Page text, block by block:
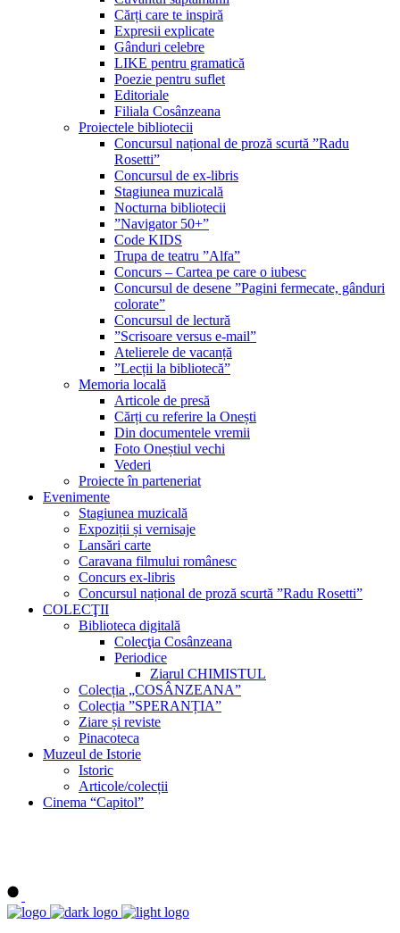
Cărți care te inspiră
Expresii explicate
Gânduri celebre
LIKE pentru gramatică
Poezie pentru suflet
Editoriale
Filiala Cosânzeana
Proiectele bibliotecii
Concursul național de proză scurtă ”Radu
Rosetti”
Concursul de ex-libris
Stagiunea muzicală
Nocturna bibliotecii
”Navigator 50+”
Code KIDS
Trupa de teatru ”Alfa”
Concurs – Cartea pe care o iubesc
Concursul de desene ”Pagini fermecate, gânduri
colorate”
Concursul de lectură
”Scrisoare versus e-mail”
Atelierele de vacanță
”Lecții la bibliotecă”
Memoria locală
Articole de presă
Cărți cu referire la Onești
Din documentele vremii
Foto Oneștiul vechi
Vederi
Proiecte în parteneriat
Evenimente
Stagiunea muzicală
Expoziții și vernisaje
Lansări carte
Caravana filmului românesc
Concurs ex-libris
Concursul național de proză scurtă ”Radu Rosetti”
COLECŢII
Biblioteca digitală
Colecţia Cosânzeana
Periodice
Ziarul CHIMISTUL
Colecția „COSÂNZEANA”
Colecția ”SPERANȚIA”
Ziare și reviste
Pinacoteca
Muzeul de Istorie
Istoric
Articole/colecții
Cinema “Capitol”